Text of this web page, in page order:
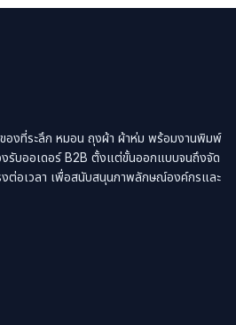
องที่ระลึก หมอน ถุงผ้า ผ้าห่ม พร้อมงานพิมพ์
รับออเดอร์ B2B ตั้งแต่ขั้นออกแบบจนถึงจัด
ต่อเวลา เพื่อสนับสนุนภาพลักษณ์องค์กรและ